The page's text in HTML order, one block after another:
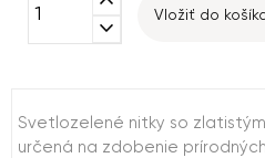
expand_more
Vložiť do
Svetlozelené nitky so
určená na zdobenie